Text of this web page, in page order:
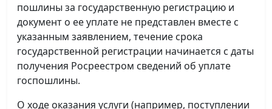
пошлины за государственную регистрацию и
документ о ее уплате не представлен вместе с
указанным заявлением, течение срока
государственной регистрации начинается с даты
получения Росреестром сведений об уплате
госпошлины.
О ходе оказания услуги (например, поступлении